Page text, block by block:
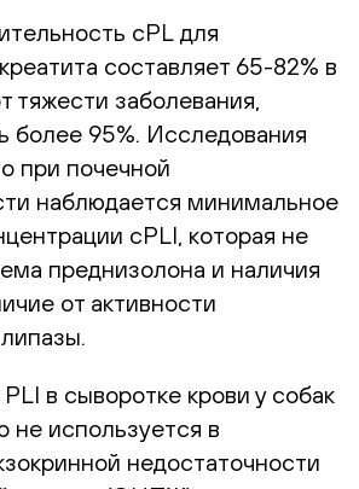
сPL для
составляет 65-82% в
тяжести заболевания,
более 95%. Исследования
при почечной
наблюдается минимальное
сPLI, которая не
преднизолона и наличия
от активности
в сыворотке крови у собак
не используется в
недостаточности